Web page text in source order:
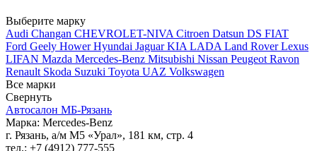
Выберите марку
Audi Changan CHEVROLET-NIVA Citroen Datsun DS FIAT
Ford Geely HowerHyundai JaguarKIA LADA Land RoverLexus
LIFAN Mazda Mercedes-Benz Mitsubishi Nissan Peugeot Ravon
Renault Skoda Suzuki Toyota UAZ Volkswagen
Все марки
Свернуть
Автосалон МБ-Рязань
Марка: Mercedes-Benz
г. Рязань, а/м М5 «Урал», 181 км, стр. 4
тел.: +7 (4912) 777-555